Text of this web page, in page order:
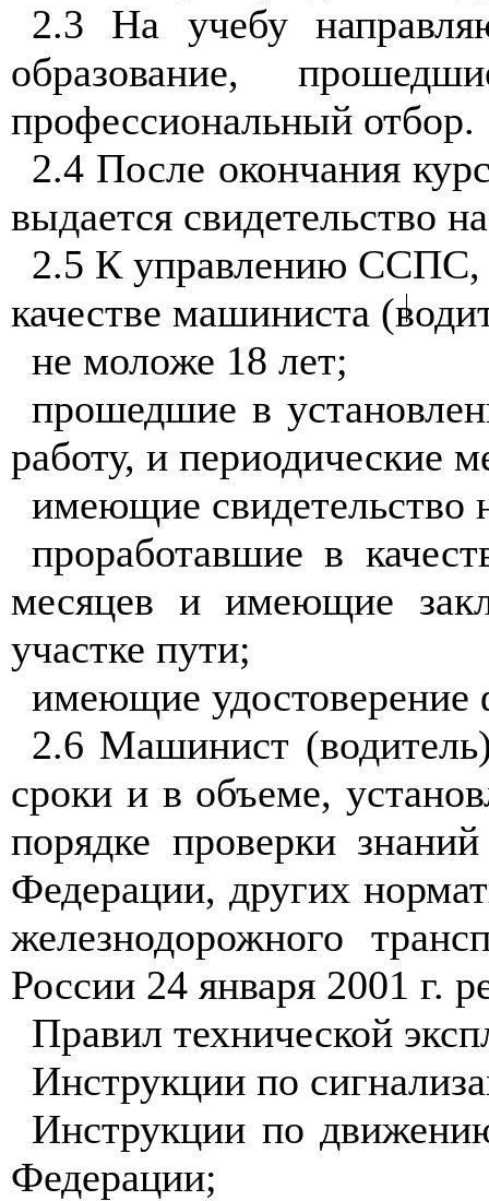
2.3 На учебу
образование,
профессиональный отбор.
2.4 После окончания
выдается свидетельство
2.5 К управлению ССПС,
качестве машиниста
не моложе 18 лет;
прошедшие в
работу, и периодические
имеющие
проработавшие в
месяцев и имеющие
участке пути;
имеющие удостоверение
2.6 Машинист
сроки и в объеме,
порядке проверки
Федерации, других
железнодорожного
России 24 января 2001 г.
Правил технической
Инструкции по
Инструкции по
Федерации;